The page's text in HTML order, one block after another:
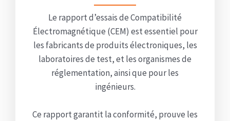
Le rapport d’essais de Compatibilité
Électromagnétique (CEM) est essentiel pour
les fabricants de produits électroniques, les
laboratoires de test, et les organismes de
réglementation, ainsi que pour les
ingénieurs.
Ce rapport garantit la conformité, prouve les